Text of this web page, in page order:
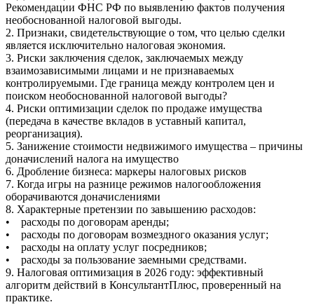
Рекомендации ФНС РФ по выявлению фактов получения
необоснованной налоговой выгоды.
2. Признаки, свидетельствующие о том, что целью сделки
является исключительно налоговая экономия.
3. Риски заключения сделок, заключаемых между
взаимозависимыми лицами и не признаваемых
контролируемыми. Где граница между контролем цен и
поиском необоснованной налоговой выгоды?
4. Риски оптимизации сделок по продаже имущества
(передача в качестве вкладов в уставный капитал,
реорганизация).
5. Занижение стоимости недвижимого имущества – причины
доначислений налога на имущество
6. Дробление бизнеса: маркеры налоговых рисков
7. Когда игры на разнице режимов налогообложения
оборачиваются доначислениями
8. Характерные претензии по завышению расходов:
• расходы по договорам аренды;
• расходы по договорам возмездного оказания услуг;
• расходы на оплату услуг посредников;
• расходы за пользование заемными средствами.
9. Налоговая оптимизация в 2026 году: эффективный
алгоритм действий в КонсультантПлюс, проверенный на
практике.